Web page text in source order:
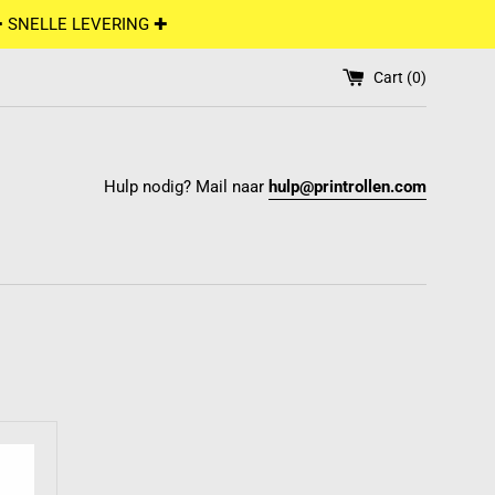
SNELLE LEVERING ✚
Cart (0)
Hulp nodig? Mail naar hulp@printrollen.com